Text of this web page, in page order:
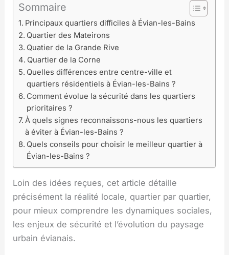
Sommaire
Principaux quartiers difficiles à Évian-les-Bains
Quartier des Mateirons
Quatier de la Grande Rive
Quartier de la Corne
Quelles différences entre centre-ville et
quartiers résidentiels à Évian-les-Bains ?
Comment évolue la sécurité dans les quartiers
prioritaires ?
À quels signes reconnaissons-nous les quartiers
à éviter à Évian-les-Bains ?
Quels conseils pour choisir le meilleur quartier à
Évian-les-Bains ?
Loin des idées reçues, cet article détaille
précisément la réalité locale, quartier par quartier,
pour mieux comprendre les dynamiques sociales,
les enjeux de sécurité et l’évolution du paysage
urbain évianais.